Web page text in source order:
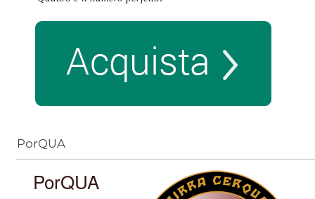
PorQUA
PorQUA